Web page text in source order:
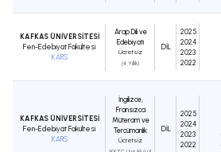
KAFKAS ÜNİVERSİTESİ
Fen-Edebiyat Fakültesi
KARS
Arap Dili ve
Edebiyatı
Ücretsiz
(4 Yıllık)
DIL
2025
2024
2023
2022
KAFKAS ÜNİVERSİTESİ
Fen-Edebiyat Fakültesi
KARS
İngilizce,
Fransızca
Mütercim ve
Tercümanlık
Ücretsiz
DIL
2025
2024
2023
2022